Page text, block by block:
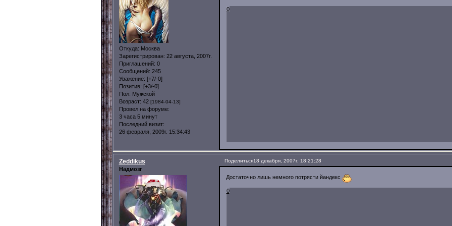
Откуда: Москва
Зарегистрирован: 22 августа, 2007г.
Приглашений: 0
Сообщений: 245
Уважение: [+7/-0]
Позитив: [+3/-0]
Пол: Мужской
Возраст: 42 [1984-04-13]
Провел на форуме:
3 часа 5 минут
Последний визит:
26 февраля, 2009г. 15:34:43
0
Поделиться18 декабря, 2007г. 18:21:28
Zeddikus
Надмозг
Достаточно лишь немного потрясти йандекс
0